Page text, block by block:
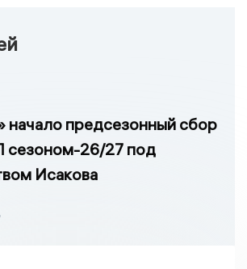
начало предсезонный сбор
сезоном-26/27 под
Исакова